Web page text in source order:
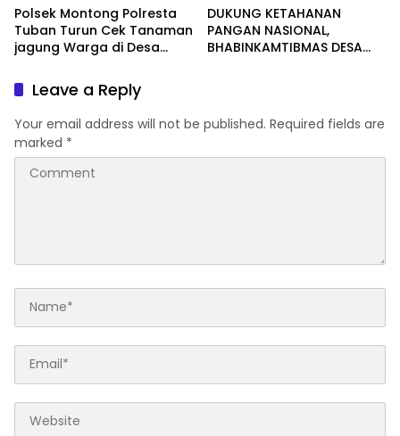
Polsek Montong Polresta
Tuban Turun Cek Tanaman
jagung Warga di Desa
DUKUNG KETAHANAN
PANGAN NASIONAL,
BHABINKAMTIBMAS DESA
JAGUNG DI DESA PACING
KEC. PARENGAN.
Leave a Reply
Your email address will not be published. Required fields are
marked *